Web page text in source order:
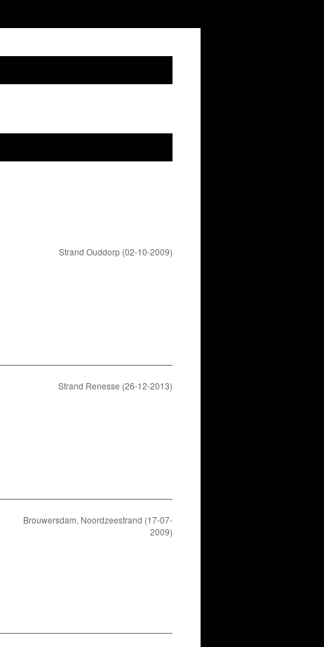
Strand Ouddorp (02-10-2009)
Strand Renesse (26-12-2013)
Brouwersdam, Noordzeestrand (17-07-
2009)